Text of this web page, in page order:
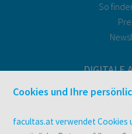
So
DIGITALE
utb
Cookies und Ihre
facultas.at verwendet Cookies